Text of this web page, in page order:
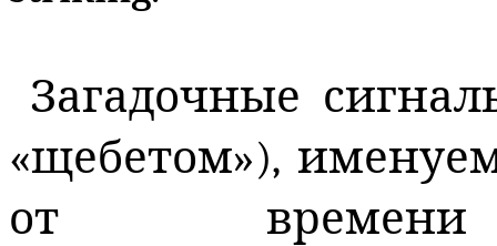
Загадочные
«щебетом»),
от времени